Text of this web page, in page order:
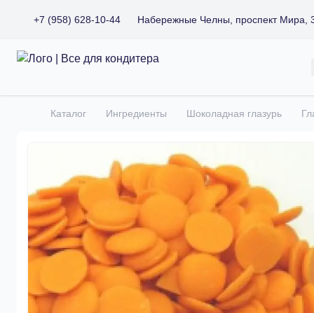
+7 (958) 628-10-44 Набережные Челны, проспект Мира,
Все для кондитера
Главная
Каталог Ингредиенты Шоколадная глазурь